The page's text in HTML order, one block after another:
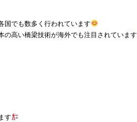
国でも数多く行われています
の高い橋梁技術が海外でも注目されています
す